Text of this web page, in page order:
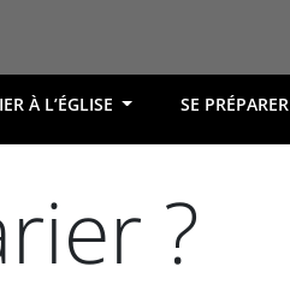
À L’ÉGLISE SE PRÉPARER
?